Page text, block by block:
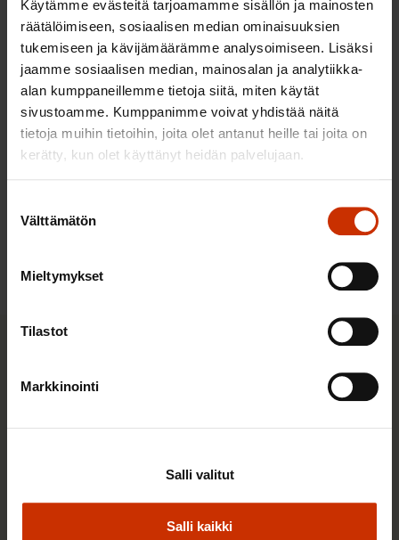
Käytämme evästeitä tarjoamamme sisällön ja mainosten
räätälöimiseen, sosiaalisen median ominaisuuksien
tukemiseen ja kävijämäärämme analysoimiseen. Lisäksi
jaamme sosiaalisen median, mainosalan ja analytiikka-
alan kumppaneillemme tietoja siitä, miten käytät
sivustoamme. Kumppanimme voivat yhdistää näitä
tietoja muihin tietoihin, joita olet antanut heille tai joita on
kerätty, kun olet käyttänyt heidän palvelujaan.
valinta
Välttämätön
Mieltymykset
Tilastot
Markkinointi
Salli kaikki
Salli valitut
Halpa työ, kallis hinta: ulkomaisten
työntekijöiden työperäinen
hyväksikäyttö ja sen kitkeminen -
selvityksen julkaisu
Liity ammattiliittoon